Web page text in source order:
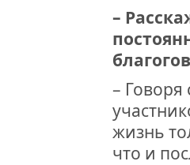
–
–
жизнь
что и